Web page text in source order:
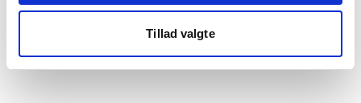
Tillad valgte